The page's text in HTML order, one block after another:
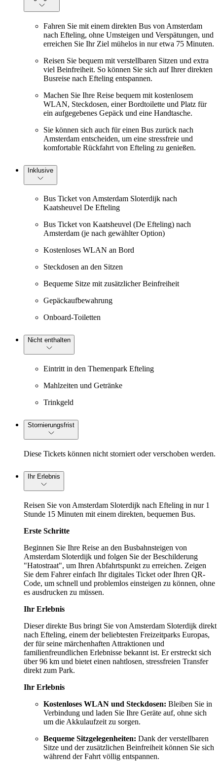
Fahren Sie mit einem direkten Bus von Amsterdam
nach Efteling, ohne Umsteigen und Verspätungen, und
erreichen Sie Ihr Ziel mühelos in nur etwa 75 Minuten.
Reisen Sie bequem mit verstellbaren Sitzen und extra
viel Beinfreiheit. So können Sie sich auf Ihrer direkten
Busreise nach Efteling entspannen.
Machen Sie Ihre Reise bequem mit kostenlosem
WLAN, Steckdosen, einer Bordtoilette und Platz für
ein aufgegebenes Gepäck und eine Handtasche.
Sie können sich auch für einen Bus zurück nach
Amsterdam entscheiden, um eine stressfreie und
komfortable Rückfahrt von Efteling zu genießen.
Inklusive
Bus Ticket von Amsterdam Sloterdijk nach
Kaatsheuvel De Efteling
Bus Ticket von Kaatsheuvel (De Efteling) nach
Amsterdam (je nach gewählter Option)
Kostenloses WLAN an Bord
Steckdosen an den Sitzen
Bequeme Sitze mit zusätzlicher Beinfreiheit
Gepäckaufbewahrung
Onboard-Toiletten
Nicht enthalten
Eintritt in den Themenpark Efteling
Mahlzeiten und Getränke
Trinkgeld
Stornierungsfrist
Diese Tickets können nicht storniert oder verschoben werden.
Ihr Erlebnis
Reisen Sie von Amsterdam Sloterdijk nach Efteling in nur 1
Stunde 15 Minuten mit einem direkten, bequemen Bus.
Erste Schritte
Beginnen Sie Ihre Reise an den Busbahnsteigen von
Amsterdam Sloterdijk und folgen Sie der Beschilderung
"Hatostraat", um Ihren Abfahrtspunkt zu erreichen. Zeigen
Sie dem Fahrer einfach Ihr digitales Ticket oder Ihren QR-
Code, um schnell und problemlos einsteigen zu können, ohne
es ausdrucken zu müssen.
Ihr Erlebnis
Dieser direkte Bus bringt Sie von Amsterdam Sloterdijk direkt
nach Efteling, einem der beliebtesten Freizeitparks Europas,
der für seine märchenhaften Attraktionen und
familienfreundlichen Erlebnisse bekannt ist. Er erstreckt sich
über 96 km und bietet einen nahtlosen, stressfreien Transfer
direkt zum Park.
Ihr Erlebnis
Kostenloses WLAN und Steckdosen: Bleiben Sie in
Verbindung und laden Sie Ihre Geräte auf, ohne sich
um die Akkulaufzeit zu sorgen.
Bequeme Sitzgelegenheiten: Dank der verstellbaren
Sitze und der zusätzlichen Beinfreiheit können Sie sich
während der Fahrt völlig entspannen.